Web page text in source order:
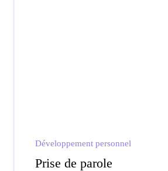
Développement personnel
Prise de parole